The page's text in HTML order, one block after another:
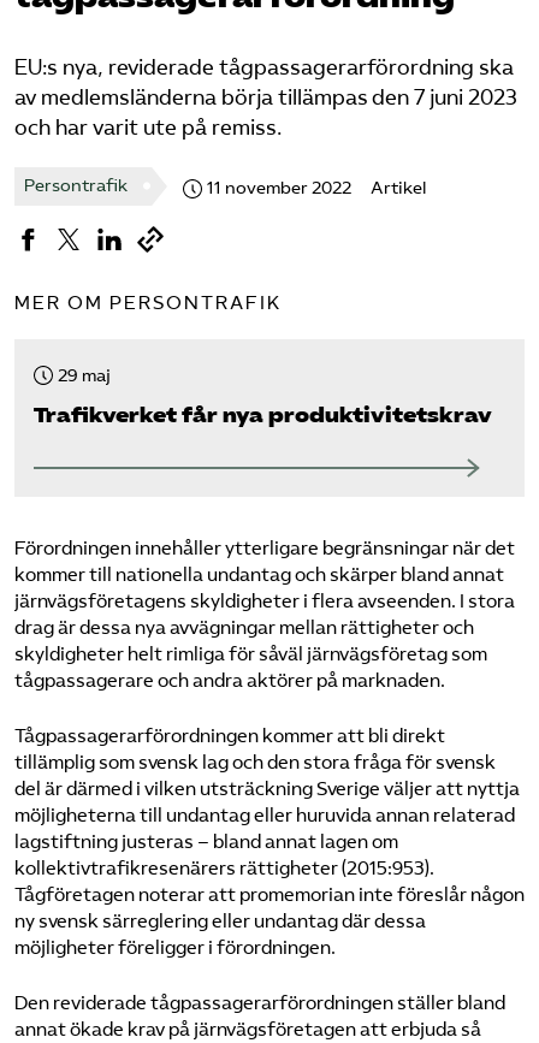
Logga in på Arbetsgivarguiden
Sök på tagforetagen.se
EU:s nya, reviderade tågpassagerarförordning ska
av medlemsländerna börja tillämpas den 7 juni 2023
och har varit ute på remiss.
Persontrafik 11 november 2022 Artikel
MER OM PERSONTRAFIK
29 maj
Trafikverket får nya produktivitetskrav
Förordningen innehåller ytterligare begränsningar när det
kommer till nationella undantag och skärper bland annat
järnvägsföretagens skyldigheter i flera avseenden. I stora
drag är dessa nya avvägningar mellan rättigheter och
skyldigheter helt rimliga för såväl järnvägsföretag som
tågpassagerare och andra aktörer på marknaden.
Tågpassagerarförordningen kommer att bli direkt
tillämplig som svensk lag och den stora fråga för svensk
del är därmed i vilken utsträckning Sverige väljer att nyttja
möjligheterna till undantag eller huruvida annan relaterad
lagstiftning justeras – bland annat lagen om
kollektivtrafikresenärers rättigheter (2015:953).
Tågföretagen noterar att promemorian inte föreslår någon
ny svensk särreglering eller undantag där dessa
möjligheter föreligger i förordningen.
Den reviderade tågpassagerarförordningen ställer bland
annat ökade krav på järnvägsföretagen att erbjuda så